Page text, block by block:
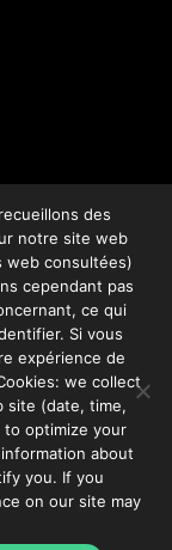
des
notre site web
web consultées)
cependant pas
ce qui
Si vous
expérience de
we collect
site (date, time,
optimize your
about
you. If you
on our site may